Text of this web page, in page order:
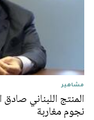
مشاهير
المنتج اللبناني
نجوم مغاربة